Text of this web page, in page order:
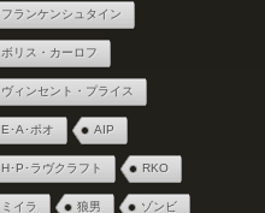
フランケンシュタイン
ボリス・カーロフ
ヴィンセント・プライス
E･A･ポオ AIP
H･P･ラヴクラフト RKO
ミイラ 狼男 ゾンビ